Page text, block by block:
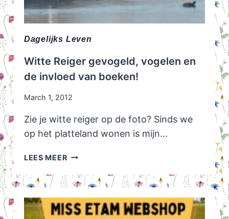
Dagelijks Leven
Witte Reiger gevogeld, vogelen en
de invloed van boeken!
March 1, 2012
Zie je witte reiger op de foto? Sinds we
op het platteland wonen is mijn…
LEES MEERWITTE
GEVOGELD,
EN
DE